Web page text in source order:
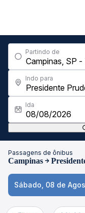
Partindo de
Indo para
Ida
Passagens de ônibus
Campinas
Sábado, 08 de